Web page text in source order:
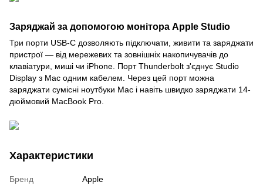
Заряджай за допомогою монітора Apple Studio
Три порти USB-C дозволяють підключати, живити та заряджати
пристрої — від мережевих та зовнішніх накопичувачів до
клавіатури, миші чи iPhone. Порт Thunderbolt з'єднує Studio
Display з Mac одним кабелем. Через цей порт можна
заряджати сумісні ноутбуки Mac і навіть швидко заряджати 14-
дюймовий MacBook Pro.
Характеристики
Бренд
Apple